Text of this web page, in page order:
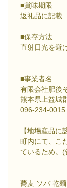
■賞味期限
返礼品に記載
■保存方法
直射日光を避
■事業者名
有限会社肥後
熊本県上益城
096-234-0015
【地場産品に
町内にて、こ
ているため。(
蕎麦 ソバ 乾